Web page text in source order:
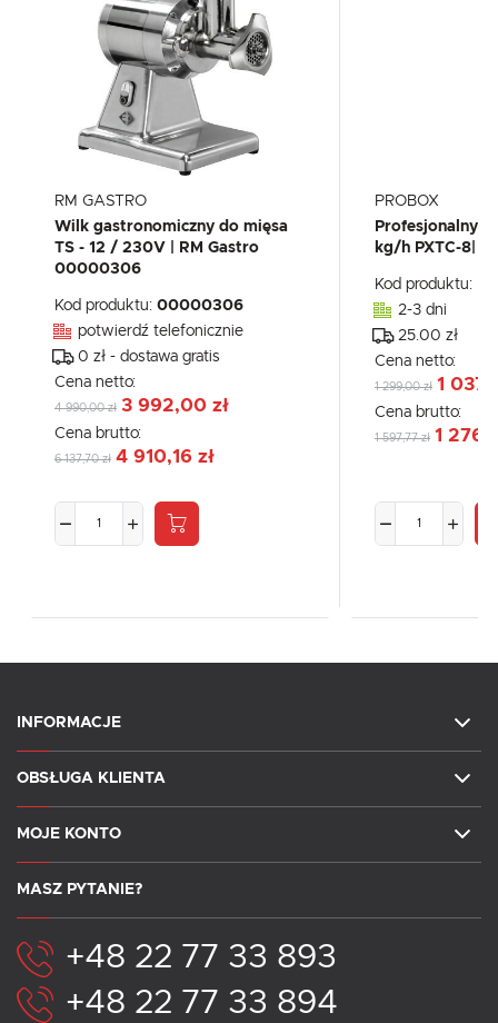
RM GASTRO
Wilk gastronomiczny do mięsa
TS - 12 / 230V | RM Gastro
00000306
Kod produktu: 00000306
potwierdź telefonicznie
0 zł - dostawa gratis
Cena netto:
4 990,00 zł 3 992,00 zł
Cena brutto:
6 137,70 zł 4 910,16 zł
PROBOX
Profesjonalny
kg/h PXTC-8|
Kod produktu:
2-3 dni
25.00 zł
Cena netto:
1 299,00 zł 1
Cena brutto:
1 597,77 zł 1
INFORMACJE
OBSŁUGA KLIENTA
MOJE KONTO
MASZ PYTANIE?
+48 22 77 33 893
+48 22 77 33 894